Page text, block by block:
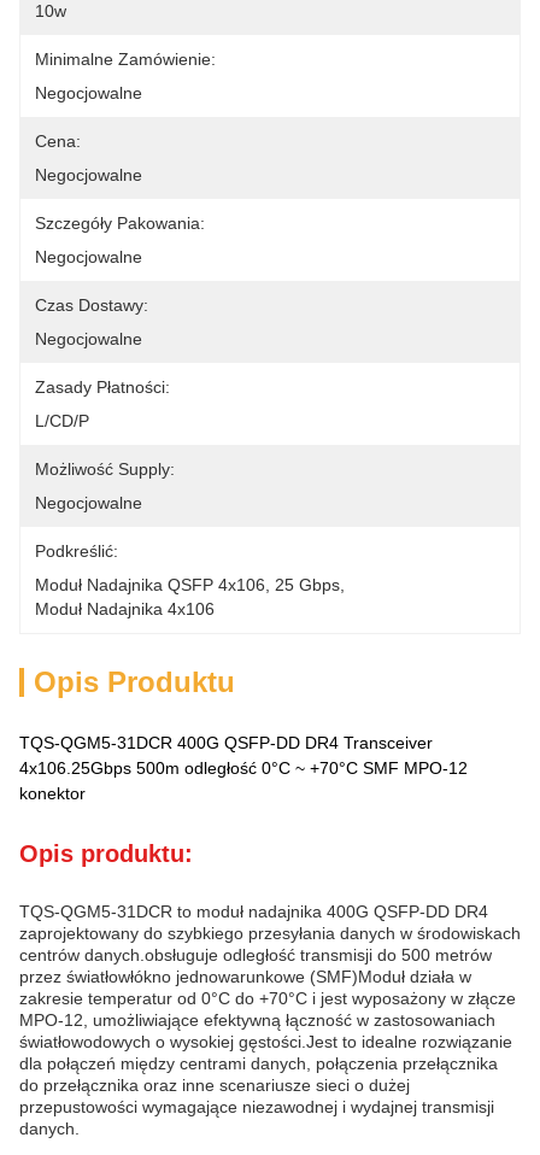
10w
Minimalne Zamówienie:
Negocjowalne
Cena:
Negocjowalne
Szczegóły Pakowania:
Negocjowalne
Czas Dostawy:
Negocjowalne
Zasady Płatności:
L/CD/P
Możliwość Supply:
Negocjowalne
Podkreślić:
Moduł Nadajnika QSFP 4x106
25 Gbps
Moduł Nadajnika 4x106
Opis Produktu
TQS-QGM5-31DCR 400G QSFP-DD DR4 Transceiver
4x106.25Gbps 500m odległość 0°C ~ +70°C SMF MPO-12
konektor
Opis produktu:
TQS-QGM5-31DCR to moduł nadajnika 400G QSFP-DD DR4
zaprojektowany do szybkiego przesyłania danych w środowiskach
centrów danych.obsługuje odległość transmisji do 500 metrów
przez światłowłókno jednowarunkowe (SMF)Moduł działa w
zakresie temperatur od 0°C do +70°C i jest wyposażony w złącze
MPO-12, umożliwiające efektywną łączność w zastosowaniach
światłowodowych o wysokiej gęstości.Jest to idealne rozwiązanie
dla połączeń między centrami danych, połączenia przełącznika
do przełącznika oraz inne scenariusze sieci o dużej
przepustowości wymagające niezawodnej i wydajnej transmisji
danych.